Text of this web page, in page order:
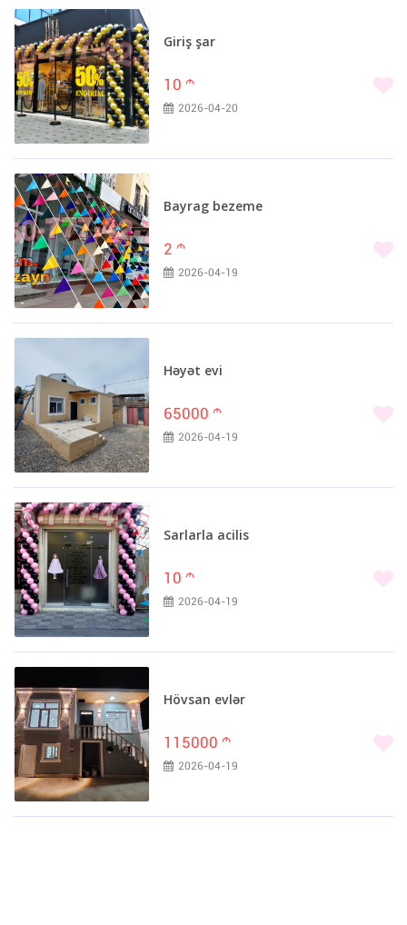
Giriş şar
10 m
2026-04-20
Bayrag bezeme
2 m
2026-04-19
Həyət evi
65000 m
2026-04-19
Sarlarla acilis
10 m
2026-04-19
Hövsan evlər
115000 m
2026-04-19